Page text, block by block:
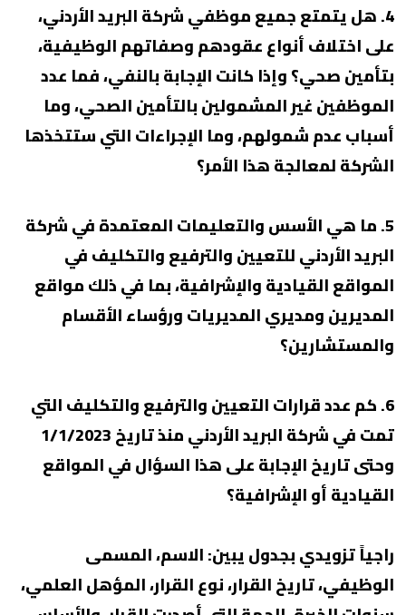
4. هل يتمتع جميع موظفي شركة البريد الأردني،
على اختلاف أنواع عقودهم وصفاتهم الوظيفية،
بتأمين صحي؟ وإذا كانت الإجابة بالنفي، فما عدد
الموظفين غير المشمولين بالتأمين الصحي، وما
أسباب عدم شمولهم، وما الإجراءات التي ستتخذها
الشركة لمعالجة هذا الأمر؟
5. ما هي الأسس والتعليمات المعتمدة في شركة
البريد الأردني للتعيين والترفيع والتكليف في
المواقع القيادية والإشرافية، بما في ذلك مواقع
المديرين ومديري المديريات ورؤساء الأقسام
والمستشارين؟
6. كم عدد قرارات التعيين والترفيع والتكليف التي
تمت في شركة البريد الأردني منذ تاريخ 1/1/2023
وحتى تاريخ الإجابة على هذا السؤال في المواقع
القيادية أو الإشرافية؟
راجياً تزويدي بجدول يبين: الاسم، المسمى
الوظيفي، تاريخ القرار، نوع القرار، المؤهل العلمي،